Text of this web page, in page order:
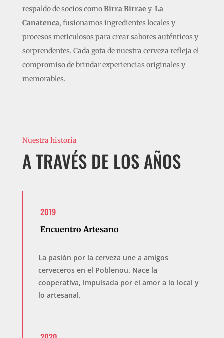
respaldo de socios comoBirra Birrae y La
Canatenca, fusionamos ingredientes locales y
procesos meticulosos para crear sabores auténticos y
sorprendentes. Cada gota de nuestra cerveza refleja el
compromiso de brindar experiencias originales y
memorables.
Nuestra historia
A TRAVÉS DE LOS AÑOS
2019
Encuentro Artesano
La pasión por la cerveza une a amigos
cerveceros en el Poblenou. Nace la
cooperativa, impulsada por el amor a lo local y
lo artesanal.